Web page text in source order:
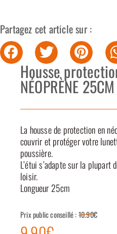
Partagez cet article sur :
Housse
NÉOPRÈNE
La housse de protection en
couvrir et protéger votre
poussière.
L’étui s’adapte sur la plupart
loisir.
Longueur 25cm
Prix public conseillé :10.90€